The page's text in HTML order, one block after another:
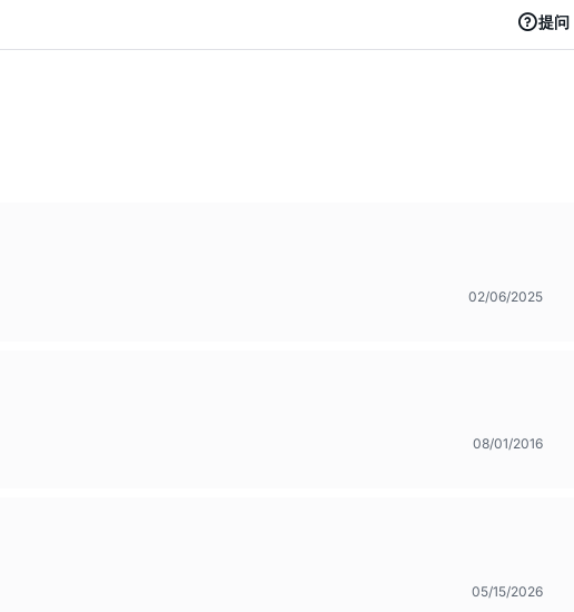
提问
02/06/2025
08/01/2016
05/15/2026